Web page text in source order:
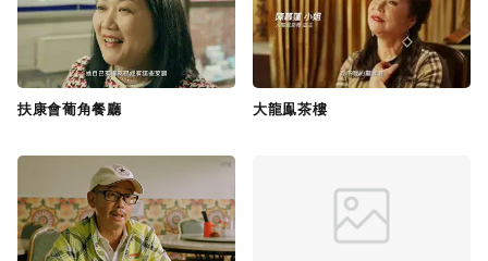
扶康會葡角餐廳 大龍鳯茶樓